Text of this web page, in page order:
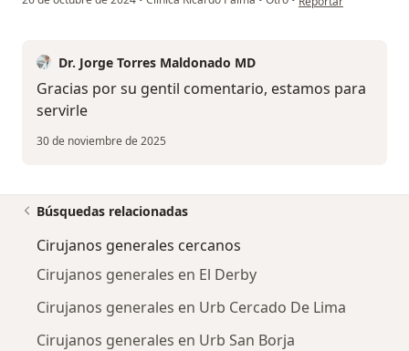
Dr. Jorge Torres Maldonado MD
Gracias por su gentil comentario, estamos para
servirle
30 de noviembre de 2025
Búsquedas relacionadas
Cirujanos generales cercanos
Cirujanos generales en El Derby
Cirujanos generales en Urb Cercado De Lima
Cirujanos generales en Urb San Borja